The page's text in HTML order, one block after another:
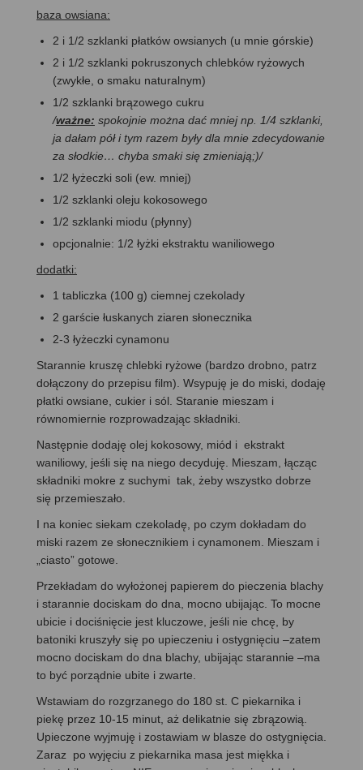
baza owsiana:
2 i 1/2 szklanki płatków owsianych (u mnie górskie)
2 i 1/2 szklanki pokruszonych chlebków ryżowych
(zwykłe, o smaku naturalnym)
1/2 szklanki brązowego cukru
/ważne: spokojnie można dać mniej np. 1/4 szklanki,
ja dałam pół i tym razem były dla mnie zdecydowanie
za słodkie… chyba smaki się zmieniają;)/
1/2 łyżeczki soli (ew. mniej)
1/2 szklanki oleju kokosowego
1/2 szklanki miodu (płynny)
opcjonalnie: 1/2 łyżki ekstraktu waniliowego
dodatki:
1 tabliczka (100 g) ciemnej czekolady
2 garście łuskanych ziaren słonecznika
2-3 łyżeczki cynamonu
Starannie kruszę chlebki ryżowe (bardzo drobno, patrz
dołączony do przepisu film). Wsypuję je do miski, dodaję
płatki owsiane, cukier i sól. Staranie mieszam i
równomiernie rozprowadzając składniki.
Następnie dodaję olej kokosowy, miód i ekstrakt
waniliowy, jeśli się na niego decyduję. Mieszam, łącząc
składniki mokre z suchymi tak, żeby wszystko dobrze
się przemieszało.
I na koniec siekam czekoladę, po czym dokładam do
miski razem ze słonecznikiem i cynamonem. Mieszam i
„ciasto” gotowe.
Przekładam do wyłożonej papierem do pieczenia blachy
i starannie dociskam do dna, mocno ubijając. To mocne
ubicie i dociśnięcie jest kluczowe, jeśli nie chcę, by
batoniki kruszyły się po upieczeniu i ostygnięciu –zatem
mocno dociskam do dna blachy, ubijając starannie –ma
to być porządnie ubite i zwarte.
Wstawiam do rozgrzanego do 180 st. C piekarnika i
piekę przez 10-15 minut, aż delikatnie się zbrązowią.
Upieczone wyjmuję i zostawiam w blasze do ostygnięcia.
Zaraz po wyjęciu z piekarnika masa jest miękka i